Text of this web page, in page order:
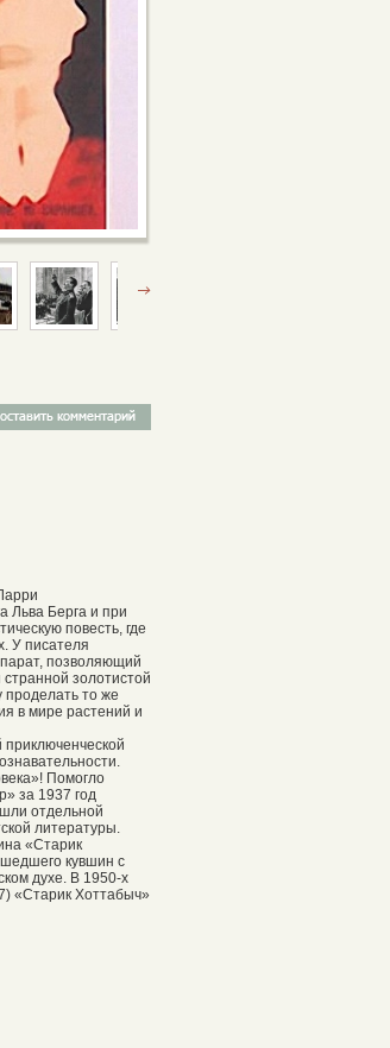
Льва Берга и при
повесть, где
У писателя
позволяющий
золотистой
проделать то же
в мире растений и
Помогло
за 1937 год
отдельной
литературы.
«Старик
кувшин с
духе. В 1950-х
«Старик Хоттабыч»